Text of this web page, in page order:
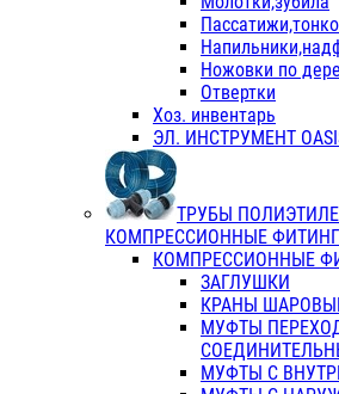
Ножовки по
Отвертки
Хоз. инвентарь
ЭЛ. ИНСТРУМЕНТ
ТРУБЫ
КОМПРЕССИОННЫЕ
КОМПРЕССИОННЫЕ
ЗАГЛУШКИ
КРАНЫ
МУФТЫ
МУФТЫ С